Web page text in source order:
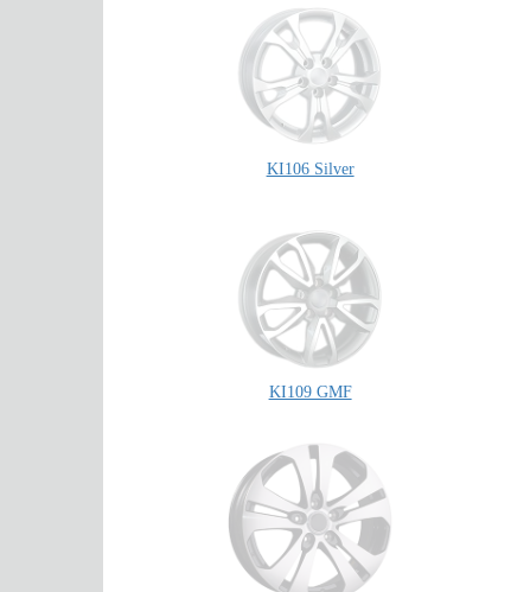
KI106 Silver
KI109 GMF